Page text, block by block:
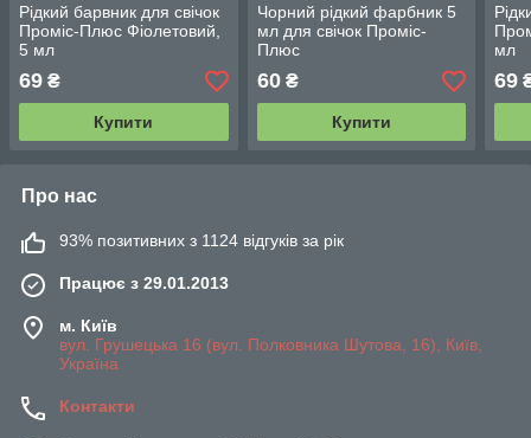
Рідкий барвник для свічок
Проміс-Плюс Фіолетовий,
5 мл
69 ₴
Купити
Чорний рідкий фарбник 5
мл для свічок Проміс-
Плюс
60₴
Купити
мл
69
Про нас
93% позитивних з 1124 відгуків за рік
Працює з 29.01.2013
м. Київ
вул. Грушецька 16 (вул. Полковника Шутова, 16), Київ,
Україна
Контакти